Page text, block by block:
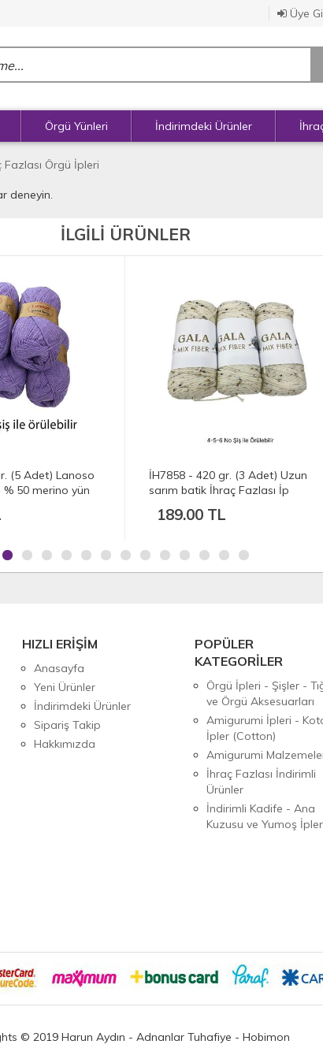
Üye
Örgü Yünleri İndirimdeki Ürünler
Örgü İpleri
deneyin.
İLGİLİ ÜRÜNLER
(5 Adet) Lanoso
50 merino yün
İH7858 - 420 gr. (3 Adet) Uzun
sarım batik İhraç Fazlası İp
189.00 TL
HIZLI ERİŞİM
Anasayfa
Yeni Ürünler
İndirimdeki Ürünler
Sipariş Takip
Hakkımızda
POPÜLER
KATEGORİLER
Örgü İpleri - Şişler -
ve Örgü Aksesuarları
Amigurumi İpleri -
İpler (Cotton)
Amigurumi
İhraç Fazlası İndirimli
Ürünler
İndirimli Kadife - Ana
Kuzusu ve Yumoş İpler
© 2019 Harun Aydın - Adnanlar Tuhafiye - Hobimon